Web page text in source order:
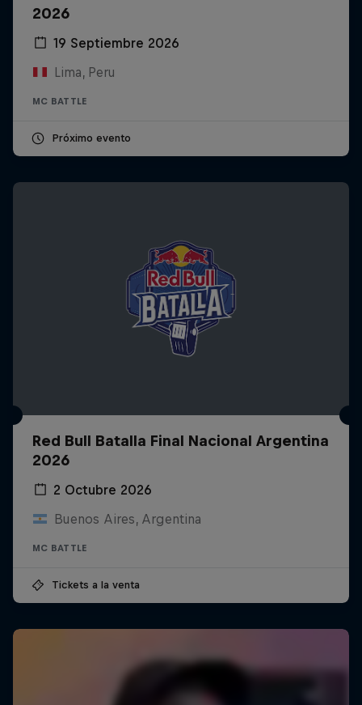
2026
19 Septiembre 2026
Lima, Peru
MC BATTLE
Próximo evento
Red Bull Batalla Final Nacional Argentina
2026
2 Octubre 2026
Buenos Aires, Argentina
MC BATTLE
Tickets a la venta